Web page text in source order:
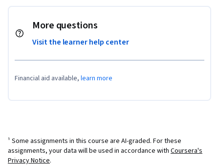
More questions
Visit the learner help center
Financial aid available, learn more
¹ Some assignments in this course are AI-graded. For these
assignments, your data will be used in accordance with Coursera's
Privacy Notice.